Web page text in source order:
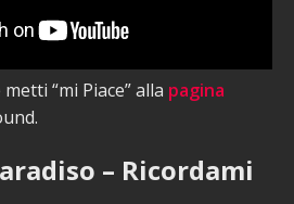
metti “mi Piace” alla pagina
– Ricordami